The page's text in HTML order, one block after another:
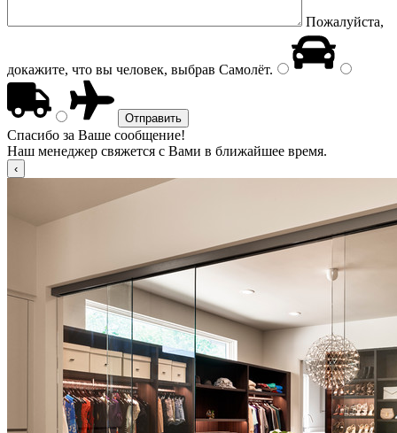
Пожалуйста,
докажите, что вы человек, выбрав Самолёт.
Спасибо за Ваше сообщение!
Наш менеджер свяжется с Вами в ближайшее время.